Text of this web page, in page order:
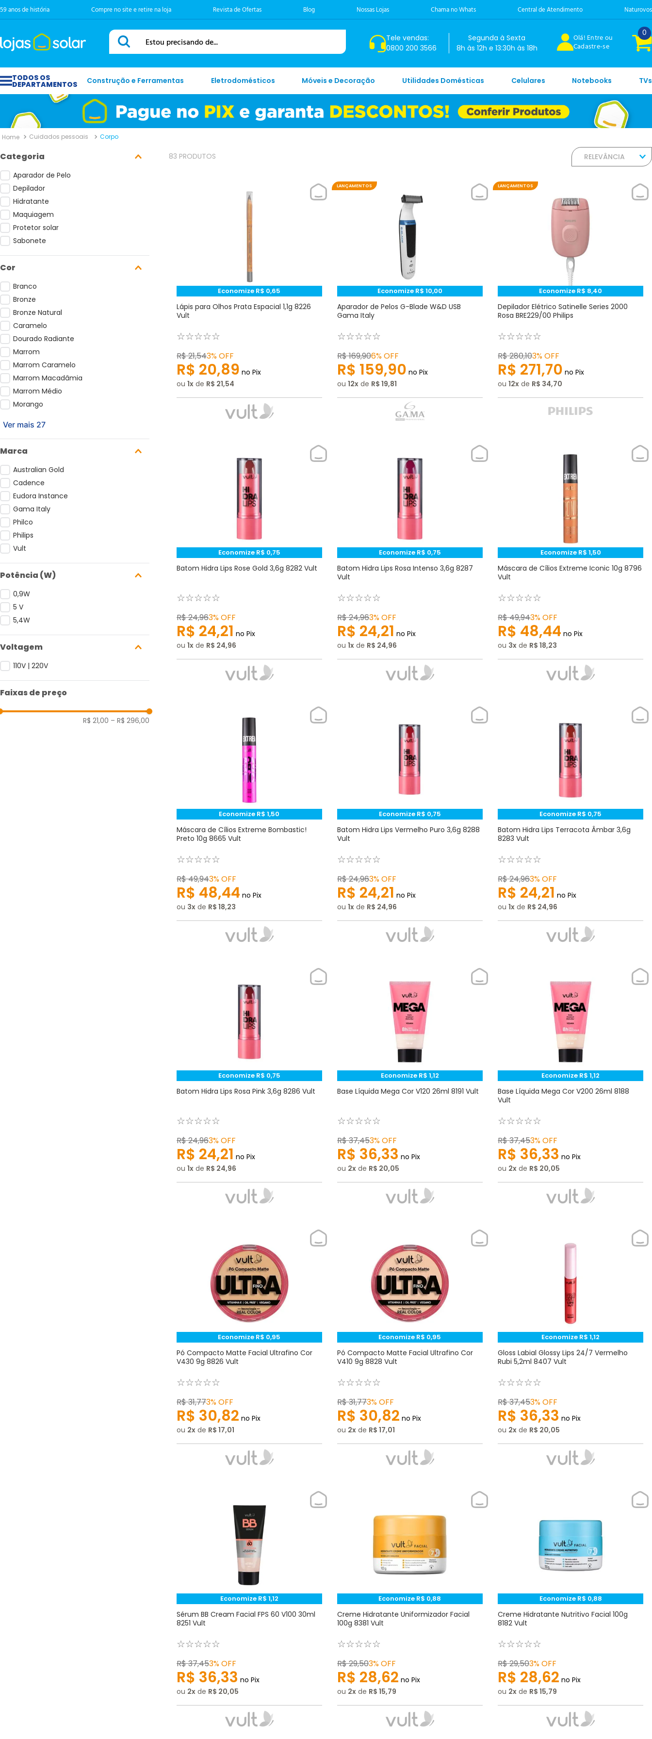
59 anos de história Compre no site e retire na loja Revista de Ofertas Blog Nossas Lojas Chama no Whats Central de Atendimento Naturovos
Estou precisando de...
Tele vendas:
0800 200 3566
Segunda à Sexta
8h às 12h e 13:30h às 18h
Olá! Entre ou
Cadastre-se
0
Construção e Ferramentas Eletrodomésticos Móveis e Decoração Utilidades Domésticas Celulares Notebooks TVs
Cuidados pessoais Corpo
Aparador de Pelo
Depilador
Hidratante
Maquiagem
Protetor solar
Sabonete
Cor
Branco
Bronze
Bronze Natural
Caramelo
Dourado Radiante
Marrom
Marrom Caramelo
Marrom Macadâmia
Marrom Médio
Morango
Ver mais 27
Marca
Australian Gold
Cadence
Eudora Instance
Gama Italy
Philco
Philips
Vult
Potência (W)
0,9W
5 V
5,4W
Voltagem
110V | 220V
Faixas de preço
R$ 21,00 – R$ 296,00
83 PRODUTOS RELEVÂNCIA
Economize R$ 0,65
Lápis para Olhos Prata Espacial 1,1g 8226
Vult
☆☆☆☆☆
R$21,543%OFF
R$ 20,89 no Pix
ou 1 de R$ 21,54
LANÇAMENTOS
Economize R$ 10,00
Aparador de Pelos G-Blade W&D USB
Gama Italy
☆☆☆☆☆
R$169,906%OFF
R$ 159,90 no Pix
ou 12 de R$ 19,81
LANÇAMENTOS
Economize R$ 8,40
Depilador Elétrico Satinelle Series 2000
Rosa BRE229/00 Philips
☆☆☆☆☆
R$280,103%OFF
R$ 271,70 no Pix
ou12 de R$ 34,70
Economize R$ 0,75
Batom Hidra Lips Rose Gold 3,6g 8282 Vult
☆☆☆☆☆
R$24,963%OFF
R$ 24,21 no Pix
ou 1 de R$ 24,96
Economize R$ 0,75
Batom Hidra Lips Rosa Intenso 3,6g 8287
Vult
☆☆☆☆☆
R$24,963%OFF
R$ 24,21 no Pix
ou 1 de R$ 24,96
Economize R$ 1,50
Máscara de Cílios Extreme Iconic 10g 8796
Vult
☆☆☆☆☆
R$49,943%OFF
R$ 48,44 no Pix
ou 3 de R$ 18,23
Economize R$ 1,50
Máscara de Cílios Extreme Bombastic!
Preto 10g 8665 Vult
☆☆☆☆☆
R$49,943%OFF
R$ 48,44 no Pix
ou 3 de R$ 18,23
Economize R$ 0,75
Batom Hidra Lips Vermelho Puro 3,6g 8288
Vult
☆☆☆☆☆
R$24,963%OFF
R$ 24,21 no Pix
ou 1 de R$ 24,96
Economize R$ 0,75
Batom Hidra Lips Terracota Âmbar 3,6g
8283 Vult
☆☆☆☆☆
R$24,963%OFF
R$ 24,21 no Pix
ou1 de R$ 24,96
Economize R$ 0,75
Batom Hidra Lips Rosa Pink 3,6g 8286 Vult
☆☆☆☆☆
R$24,963%OFF
R$ 24,21 no Pix
ou 1 de R$ 24,96
Economize R$ 1,12
Base Líquida Mega Cor V120 26ml 8191 Vult
☆☆☆☆☆
R$37,453%OFF
R$ 36,33 no Pix
ou 2 de R$ 20,05
Economize R$ 1,12
Base Líquida Mega Cor V200 26ml 8188
Vult
☆☆☆☆☆
R$37,453%OFF
R$ 36,33 no Pix
ou 2 de R$ 20,05
Economize R$ 0,95
Pó Compacto Matte Facial Ultrafino Cor
V430 9g 8826 Vult
☆☆☆☆☆
R$31,773%OFF
R$ 30,82 no Pix
ou 2 de R$ 17,01
Economize R$ 0,95
Pó Compacto Matte Facial Ultrafino Cor
V410 9g 8828 Vult
☆☆☆☆☆
R$31,773%OFF
R$ 30,82 no Pix
ou 2 de R$ 17,01
Economize R$ 1,12
Gloss Labial Glossy Lips 24/7 Vermelho
Rubi 5,2ml 8407 Vult
☆☆☆☆☆
R$37,453%OFF
R$ 36,33 no Pix
ou 2 de R$ 20,05
Economize R$ 1,12
Sérum BB Cream Facial FPS 60 V100 30ml
8251 Vult
☆☆☆☆☆
R$37,453%OFF
R$ 36,33 no Pix
ou 2 de R$ 20,05
Economize R$ 0,88
Creme Hidratante Uniformizador Facial
100g 8381 Vult
☆☆☆☆☆
R$29,503%OFF
R$ 28,62 no Pix
ou 2 de R$ 15,79
Economize R$ 0,88
Creme Hidratante Nutritivo Facial 100g
8182 Vult
☆☆☆☆☆
R$29,503%OFF
R$ 28,62 no Pix
ou 2 de R$ 15,79